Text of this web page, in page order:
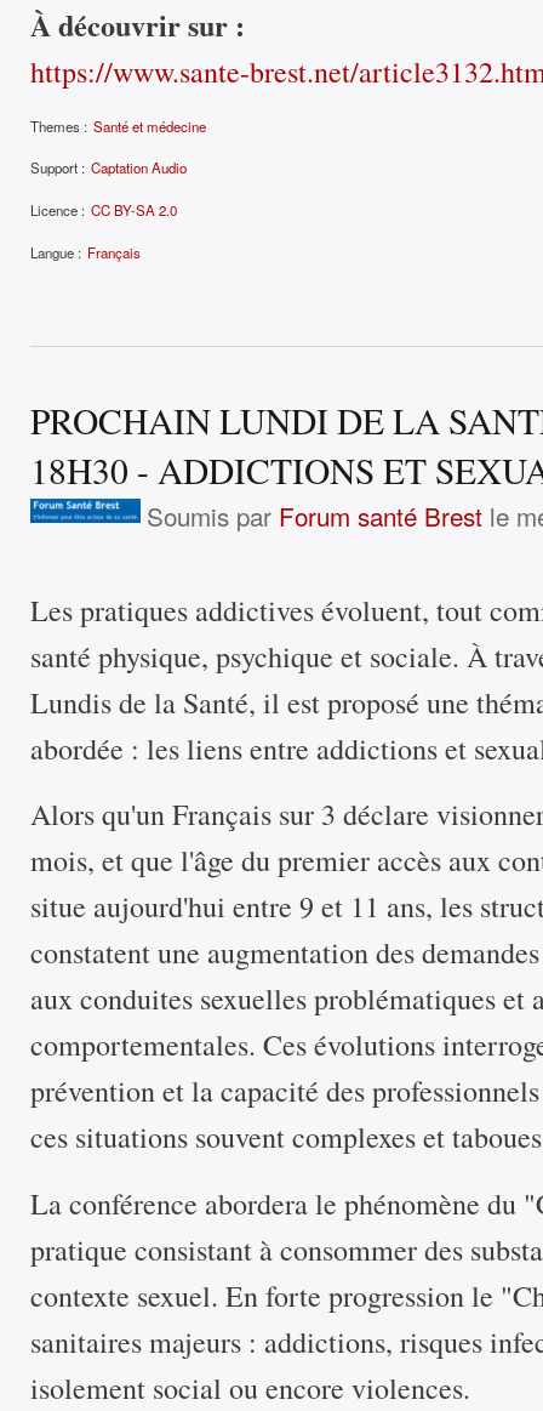
À découvrir sur :
https://www.sante-brest.net/
Themes : Santé et médecine
Support : Captation Audio
Licence : CC BY-SA 2.0
Langue : Français
PROCHAIN LUNDI DE LA
18H30 - ADDICTIONS ET
Soumis par Forum santé Brestle
Les pratiques addictives évoluent, tout
santé physique, psychique et sociale. À
Lundis de la Santé, il est proposé une
abordée : les liens entre addictions et
Alors qu'un Français sur 3 déclare
mois, et que l'âge du premier accès aux
situe aujourd'hui entre 9 et 11 ans, les
constatent une augmentation des
aux conduites sexuelles problématiques et
comportementales. Ces évolutions
prévention et la capacité des
ces situations souvent complexes et
La conférence abordera le phénomène du
pratique consistant à consommer des
contexte sexuel. En forte progression le
sanitaires majeurs : addictions, risques
isolement social ou encore violences.